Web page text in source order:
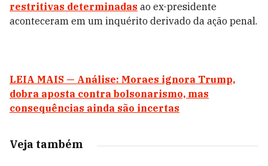
restritivas determinadas ao ex-presidente
aconteceram em um inquérito derivado da ação penal.
LEIA MAIS — Análise: Moraes ignora Trump,
dobra aposta contra bolsonarismo, mas
consequências ainda são incertas
Veja também